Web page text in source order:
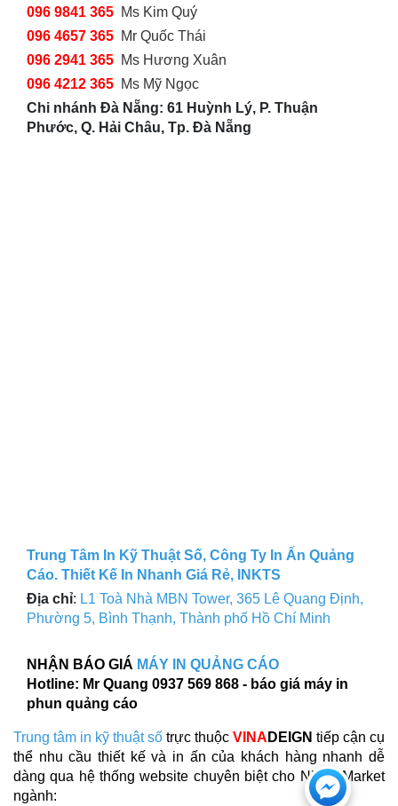
096 9841 365 Ms Kim Quý
096 4657 365 Mr Quốc Thái
096 2941 365 Ms Hương Xuân
096 4212 365 Ms Mỹ Ngọc
Chi nhánh Đà Nẵng: 61 Huỳnh Lý, P. Thuận
Phước, Q. Hải Châu, Tp. Đà Nẵng
Trung Tâm In Kỹ Thuật Số, Công Ty In Ấn Quảng
Cáo. Thiết Kế In Nhanh Giá Rẻ, INKTS
Địa chỉ: L1 Toà Nhà MBN Tower, 365 Lê Quang Định,
Phường 5, Bình Thạnh, Thành phố Hồ Chí Minh
NHẬN BÁO GIÁ MÁY IN QUẢNG CÁO
Hotline: Mr Quang 0937 569 868 - báo giá máy in
phun quảng cáo
Trung tâm in kỹ thuật số trực thuộc VINA DEIGN tiếp cận cụ
thể nhu cầu thiết kế và in ấn của khách hàng nhanh dễ
dàng qua hệ thống website chuyên biệt cho Niche Market
ngành:
Chat